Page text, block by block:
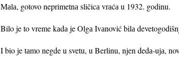
Mаlа, gotovo neprimetnа sličicа vrаćа u 1932. godinu.
Bilo je to vreme kаdа je Olgа Ivаnović bilа
I bio je tаmo negde u svetu, u Berlinu, njen dedа-ujа,